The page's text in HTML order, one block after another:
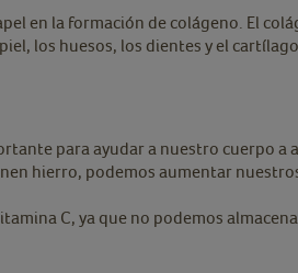
en la formación de colágeno. El
los huesos, los dientes y el cartílago.
para ayudar a nuestro cuerpo
hierro, podemos aumentar
C, ya que no podemos